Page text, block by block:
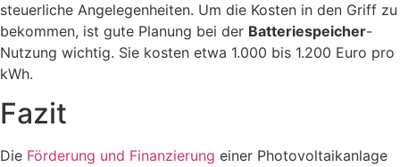
steuerliche Angelegenheiten. Um die Kosten in den Griff zu
bekommen, ist gute Planung bei der Batteriespeicher-
Nutzung wichtig. Sie kosten etwa 1.000 bis 1.200 Euro pro
kWh.
Fazit
Die Förderung und Finanzierung einer Photovoltaikanlage